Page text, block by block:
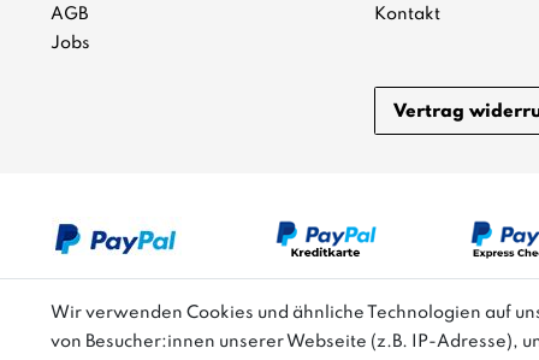
AGB
Jobs
Kontakt
Vertrag
Wir verwenden Cookies und ähnliche Technologien auf
von Besucher:innen unserer Webseite (z.B. IP-Adresse),
Bitte beachten: Der UVP stellt keinen Streichpreis